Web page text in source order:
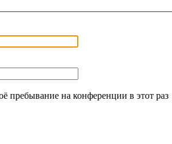
пребывание на конференции в этот раз